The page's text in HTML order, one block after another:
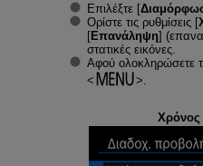
Επιλέξτε [
Ορίστε τις ρυθμίσεις [
[Επανάληψη]
στατικές εικόνες.
Αφού ολοκληρώσετε